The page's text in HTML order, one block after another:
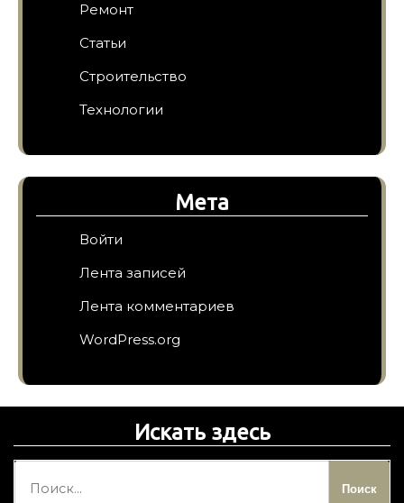
Ремонт
Статьи
Строительство
Технологии
Мета
Войти
Лента записей
Лента комментариев
WordPress.org
Искать здесь